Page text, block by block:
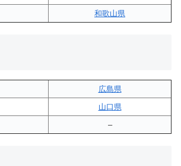
和歌山県
広島県
山口県
–